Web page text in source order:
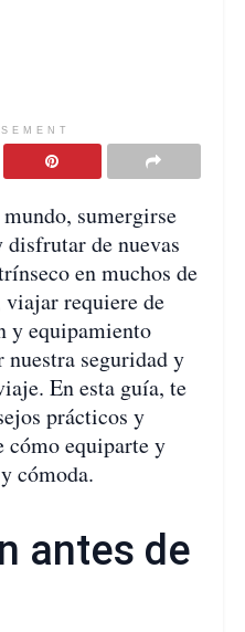
sumergirse
de nuevas
en muchos de
requiere de
y equipamiento
nuestra seguridad y
En esta guía, te
prácticos y
cómo equiparte y
cómoda.
antes de